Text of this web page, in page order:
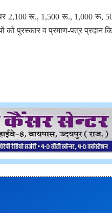
पर 2,100 रू., 1,500 रू., 1,000 रू,
को पुरस्कार व प्रमाण-पत्र प्रदान